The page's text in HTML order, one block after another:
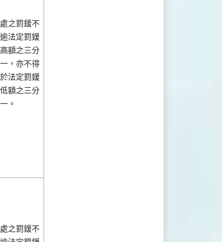
之罰鍰不
法定罰鍰
額之三分
，亦不得
法定罰鍰
額之三分
。
之罰鍰不